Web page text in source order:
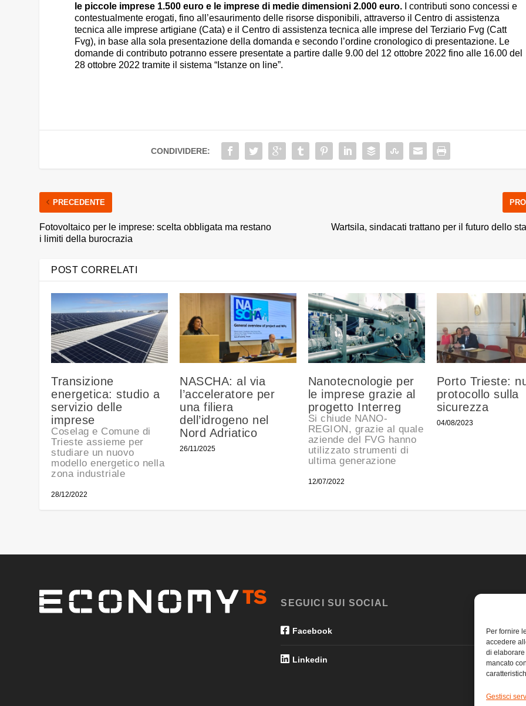
Per fornire
accedere
di
mancato
Gestisci
le piccole imprese 1.500 euro e le imprese di medie dimensioni 2.000 euro. I contributi sono concessi e
contestualmente erogati, fino all’esaurimento delle risorse disponibili, attraverso il Centro di assistenza
tecnica alle imprese artigiane (Cata) e il Centro di assistenza tecnica alle imprese del Terziario Fvg (Catt
Fvg), in base alla sola presentazione della domanda e secondo l’ordine cronologico di presentazione. Le
domande di contributo potranno essere presentate a partire dalle 9.00 del 12 ottobre 2022 fino alle 16.00 del
28 ottobre 2022 tramite il sistema “Istanze on line”.
CONDIVIDERE:
PRECEDENTE
Fotovoltaico per le imprese: scelta obbligata ma restano
i limiti della burocrazia
Wartsila, sindacati trattano per il futuro dello
POST CORRELATI
Transizione
energetica: studio a
servizio delle
imprese
Coselag e Comune di
Trieste assieme per
studiare un nuovo
modello energetico nella
zona industriale
28/12/2022
NASCHA: al via
l’acceleratore per
una filiera
dell’idrogeno nel
Nord Adriatico
26/11/2025
Nanotecnologie per
le imprese grazie al
progetto Interreg
Si chiude NANO-
REGION, grazie al quale
aziende del FVG hanno
utilizzato strumenti di
ultima generazione
12/07/2022
Porto Trieste:
protocollo sulla
sicurezza
04/08/2023
SEGUICI SUI SOCIAL
Facebook
Linkedin